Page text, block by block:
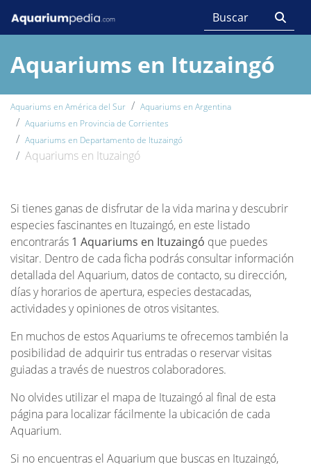
Aquariums en Ituzaingó
Aquariums en América del Sur
Aquariums en Argentina
Aquariums en Provincia de Corrientes
Aquariums en Departamento de Ituzaingó
Aquariums en Ituzaingó
Si tienes ganas de disfrutar de la vida marina y descubrir
especies fascinantes en Ituzaingó, en este listado
encontrarás 1 Aquariums en Ituzaingó que puedes
visitar. Dentro de cada ficha podrás consultar información
detallada del Aquarium, datos de contacto, su dirección,
días y horarios de apertura, especies destacadas,
actividades y opiniones de otros visitantes.
En muchos de estos Aquariums te ofrecemos también la
posibilidad de adquirir tus entradas o reservar visitas
guiadas a través de nuestros colaboradores.
No olvides utilizar el mapa de Ituzaingó al final de esta
página para localizar fácilmente la ubicación de cada
Aquarium.
Si no encuentras el Aquarium que buscas en Ituzaingó,